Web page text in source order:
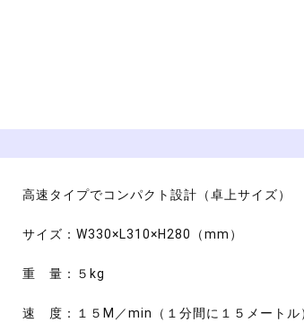
高速タイプでコンパクト設計（卓上サイズ）
サイズ：W330×L310×H280（mm）
重 量：５kg
速 度：１５M／min（１分間に１５メートル